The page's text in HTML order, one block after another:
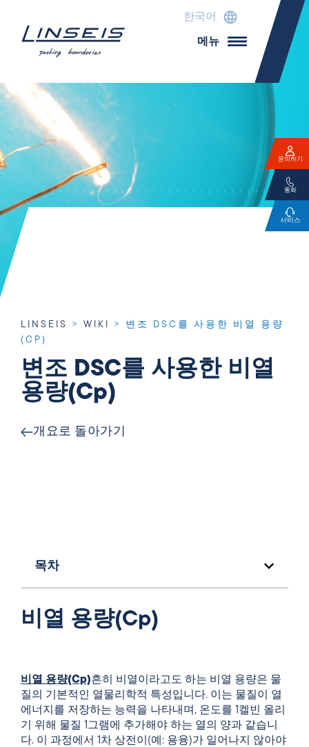
한국어
메뉴
LINSEIS > WIKI > 변조 DSC를 사용한 비열 용량
(CP)
변조 DSC를 사용한 비열
용량(Cp)
개요로 돌아가기
목차
비열 용량(Cp)
비열 용량(Cp)흔히 비열이라고도 하는 비열 용량은 물
질의 기본적인 열물리학적 특성입니다. 이는 물질이 열
에너지를 저장하는 능력을 나타내며, 온도를 1켈빈 올리
기 위해 물질 1그램에 추가해야 하는 열의 양과 같습니
다. 이 과정에서 1차 상전이(예: 용융)가 일어나지 않아야
문의하기
통화
서비스